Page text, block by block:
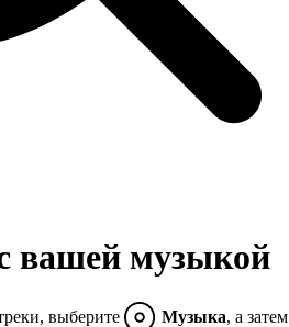
вашей музыкой
выберите Музыка, а затем